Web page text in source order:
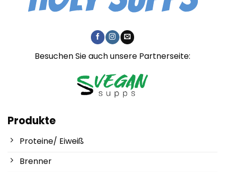
Besuchen Sie auch unsere Partnerseite:
Produkte
Proteine/ Eiweiß
Brenner